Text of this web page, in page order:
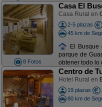
8 Fotos
Casa El
Casa Rural en
2-5 plazas
45 km de
El Busque
parque de
obtener todo lo
Centro de
Hotel Rural en
19 plazas
80 km de